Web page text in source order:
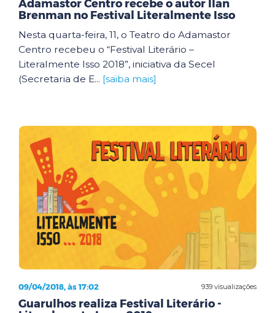
Adamastor Centro recebe o autor Ilan
Brenman no Festival Literalmente Isso
Nesta quarta-feira, 11, o Teatro do Adamastor
Centro recebeu o “Festival Literário –
Literalmente Isso 2018”, iniciativa da Secel
(Secretaria de E... [saiba mais]
939 visualizações
09/04/2018, às 17:02
Guarulhos realiza Festival Literário -